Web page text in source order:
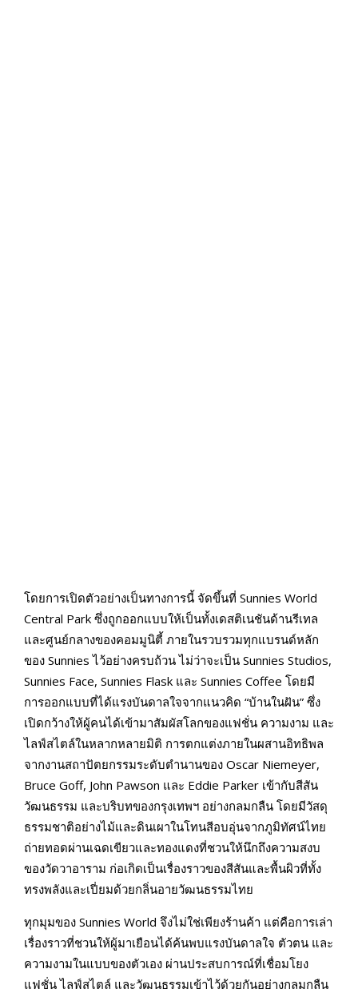
โดยการเปิดตัวอย่างเป็นทางการนี้ จัดขึ้นที่ Sunnies World
Central Park ซึ่งถูกออกแบบให้เป็นทั้งเดสติเนชันด้านรีเทล
และศูนย์กลางของคอมมูนิตี้ ภายในรวบรวมทุกแบรนด์หลัก
ของ Sunnies ไว้อย่างครบถ้วน ไม่ว่าจะเป็น Sunnies Studios,
Sunnies Face, Sunnies Flask และ Sunnies Coffee โดยมี
การออกแบบที่ได้แรงบันดาลใจจากแนวคิด “บ้านในฝัน” ซึ่ง
เปิดกว้างให้ผู้คนได้เข้ามาสัมผัสโลกของแฟชั่น ความงาม และ
ไลฟ์สไตล์ในหลากหลายมิติ การตกแต่งภายในผสานอิทธิพล
จากงานสถาปัตยกรรมระดับตำนานของ Oscar Niemeyer,
Bruce Goff, John Pawson และ Eddie Parker เข้ากับสีสัน
วัฒนธรรม และบริบทของกรุงเทพฯ อย่างกลมกลืน โดยมีวัสดุ
ธรรมชาติอย่างไม้และดินเผาในโทนสีอบอุ่นจากภูมิทัศน์ไทย
ถ่ายทอดผ่านเฉดเขียวและทองแดงที่ชวนให้นึกถึงความสงบ
ของวัดวาอาราม ก่อเกิดเป็นเรื่องราวของสีสันและพื้นผิวที่ทั้ง
ทรงพลังและเปี่ยมด้วยกลิ่นอายวัฒนธรรมไทย
ทุกมุมของ Sunnies World จึงไม่ใช่เพียงร้านค้า แต่คือการเล่า
เรื่องราวที่ชวนให้ผู้มาเยือนได้ค้นพบแรงบันดาลใจ ตัวตน และ
ความงามในแบบของตัวเอง ผ่านประสบการณ์ที่เชื่อมโยง
แฟชั่น ไลฟ์สไตล์ และวัฒนธรรมเข้าไว้ด้วยกันอย่างกลมกลืน